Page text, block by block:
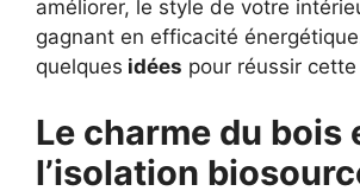
améliorer, le style de votre
gagnant en efficacité
quelques idées pour réussir
Le charme du bois
l’isolation